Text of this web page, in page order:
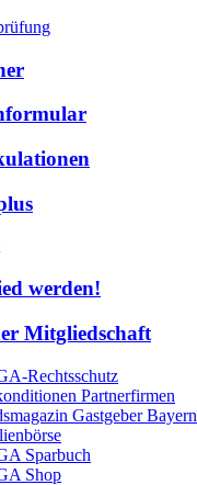
werden!
Mitgliedschaft
Rechtsschutz
Partnerfirmen
Gastgeber Bayern
Sparbuch
Shop